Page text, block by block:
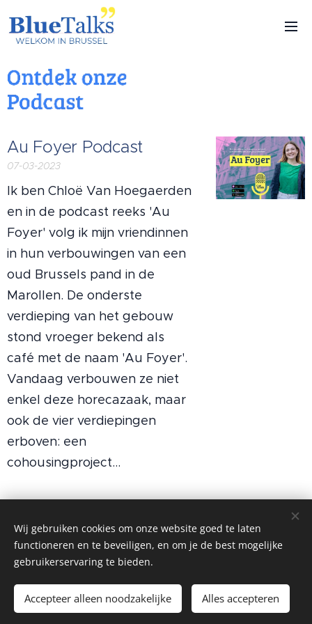
Au Foyer Podcast
07-03-2023
Ik ben Chloë Van Hoegaerden
en in de podcast reeks 'Au
Foyer' volg ik mijn vriendinnen
in hun verbouwingen van een
oud Brussels pand in de
Marollen. De onderste
verdieping van het gebouw
stond vroeger bekend als
café met de naam 'Au Foyer'.
Vandaag verbouwen ze niet
enkel deze horecazaak, maar
ook de vier verdiepingen
erboven: een
cohousingproject...
BlueTalks
Alle rechten voorbehouden 2023
Cookies
Wij gebruiken cookies om onze website goed te laten
functioneren en te beveiligen, en om je de best mogelijke
gebruikerservaring te bieden.
Accepteer alleen noodzakelijke Alles accepteren